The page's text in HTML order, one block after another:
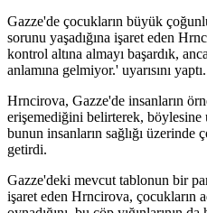
Gazze'de çocukların büyük
sorunu yaşadığına işaret eden
kontrol altına almayı başardık,
anlamına gelmiyor.' uyarısını yaptı.
Hrncirova, Gazze'de insanların
erişemediğini belirterek, böylesine
bunun insanların sağlığı üzerinde
getirdi.
Gazze'deki mevcut tablonun bir
işaret eden Hrncirova, çocukların